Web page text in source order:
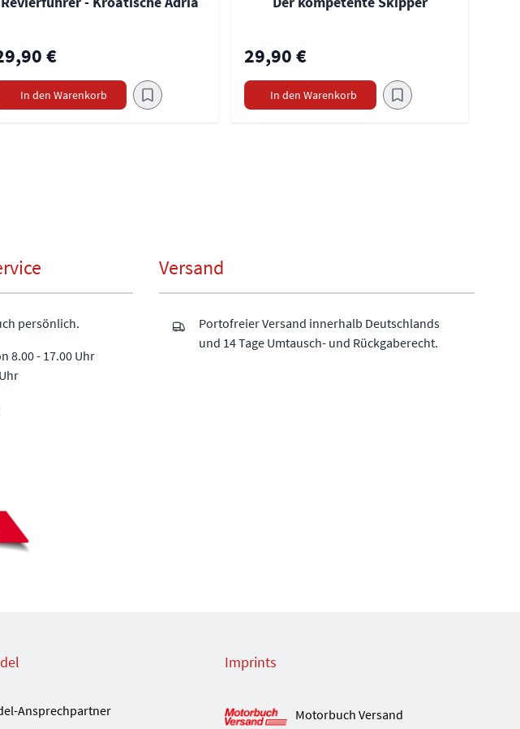
€
In den Warenkorb
29,90 €
In den Warenkorb
persönlich.
8.00 - 17.00 Uhr
Versand
Portofreier Versand innerhalb Deutschlands
und 14 Tage Umtausch- und Rückgaberecht.
Ansprechpartner
Imprints
Motorbuch Versand